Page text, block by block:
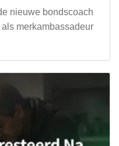
nieuwe bondscoach
merkambassadeur